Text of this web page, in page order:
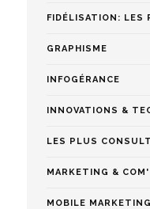
FIDÉLISATION: LES
GRAPHISME
INFOGÉRANCE
INNOVATIONS &
LES PLUS
MARKETING & COM'
MOBILE MARKETING